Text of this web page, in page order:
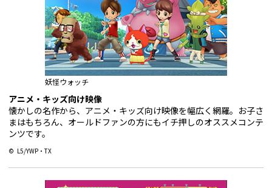
妖怪ウォッチ
アニメ・キッズ向け映像
懐かしの名作から、アニメ・キッズ向け映像を幅広く網羅。お子さ
まはもちろん、オールドファンの方にもイチ押しのオススメコンテ
ンツです。
© L5/YWP・TX